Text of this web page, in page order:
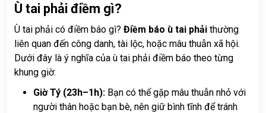
Ù tai phải điềm gì?
Ù tai phải có điềm báo gì? Điềm báo ù tai phải thường
liên quan đến công danh, tài lộc, hoặc mâu thuẫn xã hội.
Dưới đây là ý nghĩa của ù tai phải điềm báo theo từng
khung giờ:
Giờ Tý (23h–1h): Bạn có thể gặp mâu thuẫn nhỏ với
người thân hoặc bạn bè, nên giữ bình tĩnh để tránh